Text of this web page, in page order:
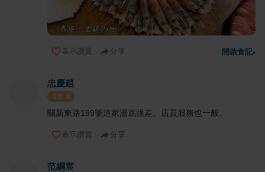
表示讚賞 分享 開啟食記›
忠慶趙
1.0
關新東路199號這家湯底很差。店員服務也一般。
表示讚賞 分享
范綱宸